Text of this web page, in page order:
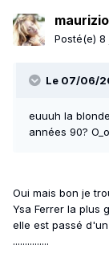
Posté(e) 8
Le 07/06/
euuuh la
années 90? O_o
Oui mais bon je
Ysa Ferrer la plus
elle est passé
...............